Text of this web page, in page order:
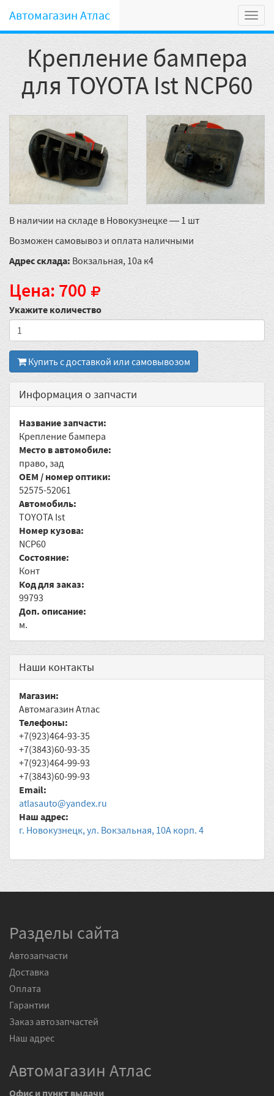
Автомагазин Атлас
Крепление бампера
для TOYOTA Ist NCP60
В наличии на складе в Новокузнецке — 1 шт
Возможен самовывоз и оплата наличными
Адрес склада: Вокзальная, 10а к4
Цена: 700
Укажите количество
Купить с доставкой или самовывозом
Информация о запчасти
Название запчасти:
Крепление бампера
Место в автомобиле:
право, зад
OEM / номер оптики:
52575-52061
Автомобиль:
TOYOTA Ist
Номер кузова:
NCP60
Состояние:
Конт
Код для заказ:
99793
Доп. описание:
м.
Наши контакты
Магазин:
Автомагазин Атлас
Телефоны:
+7(923)464-93-35
+7(3843)60-93-35
+7(923)464-99-93
+7(3843)60-99-93
Email:
atlasauto@yandex.ru
Наш адрес:
г. Новокузнецк, ул. Вокзальная, 10А корп. 4
Разделы сайта
Автозапчасти
Доставка
Оплата
Гарантии
Заказ автозапчастей
Наш адрес
Автомагазин Атлас
Офис и пункт выдачи